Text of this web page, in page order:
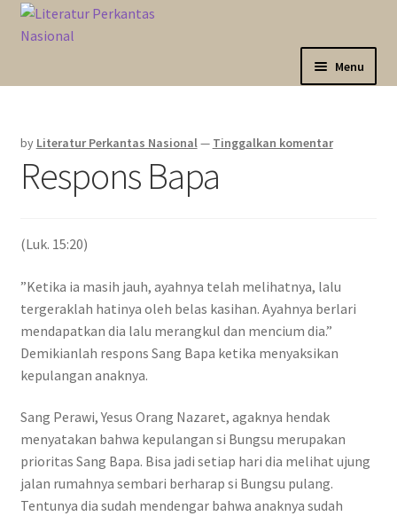
Skip
to
Langsung
ke
Menu
Kategori
Akun Saya
Marketplace
Katalog
by Literatur Perkantas Nasional— Tinggalkan komentar
Respons Bapa
(Luk. 15:20)
”Ketika ia masih jauh, ayahnya telah melihatnya, lalu
tergeraklah hatinya oleh belas kasihan. Ayahnya berlari
mendapatkan dia lalu merangkul dan mencium dia.”
Demikianlah respons Sang Bapa ketika menyaksikan
kepulangan anaknya.
Sang Perawi, Yesus Orang Nazaret, agaknya hendak
menyatakan bahwa kepulangan si Bungsu merupakan
prioritas Sang Bapa. Bisa jadi setiap hari dia melihat ujung
jalan rumahnya sembari berharap si Bungsu pulang.
Tentunya dia sudah mendengar bahwa anaknya sudah